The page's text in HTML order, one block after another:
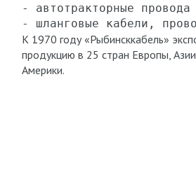
- автотракторные
К 1970 году «Рыбинсккабель»
продукцию в 25 стран Европы,
Америки.